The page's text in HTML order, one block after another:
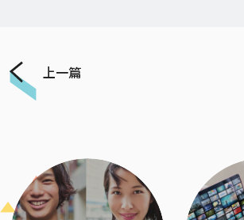
上一篇